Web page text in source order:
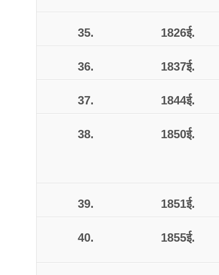
35. 1826ई.
36. 1837ई.
37. 1844ई.
38. 1850ई.
39. 1851ई.
40. 1855ई.